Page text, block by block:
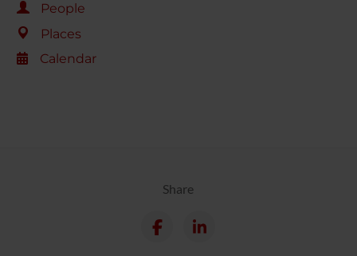
People
Places
Calendar
Share